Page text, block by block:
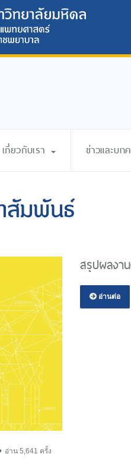
เกี่ยวกับเรา ข่าวและบท
สัมพันธ์
อ่าน 5,641 ครั้ง
สรุปผลง
อ่านต่อ